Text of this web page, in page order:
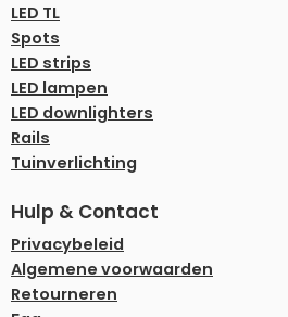
LED TL
Spots
LED strips
LED lampen
LED downlighters
Rails
Tuinverlichting
Hulp & Contact
Privacybeleid
Algemene voorwaarden
Retourneren